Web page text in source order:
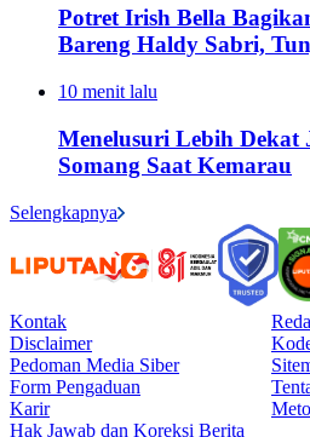
Potret Irish Bella
Bareng Haldy Sabri,
10 menit lalu
Menelusuri Lebih Dekat
Somang Saat Kemarau
Selengkapnya
Kontak
Disclaimer
Pedoman Media Siber
Form Pengaduan
Karir
Hak Jawab dan Koreksi Berita